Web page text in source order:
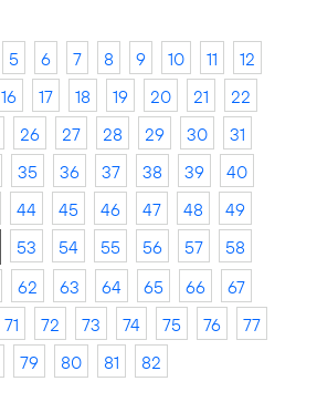
5 6 7 8 9 10 11
12
16 17 18 19 20 21
22
26 27 28 29 30
31
35 36 37 38 39
40
44 45 46 47 48
49
53 54 55 56 57
58
62 63 64 65 66
67
71 72 73 74 75 76
77
79 80 81 82